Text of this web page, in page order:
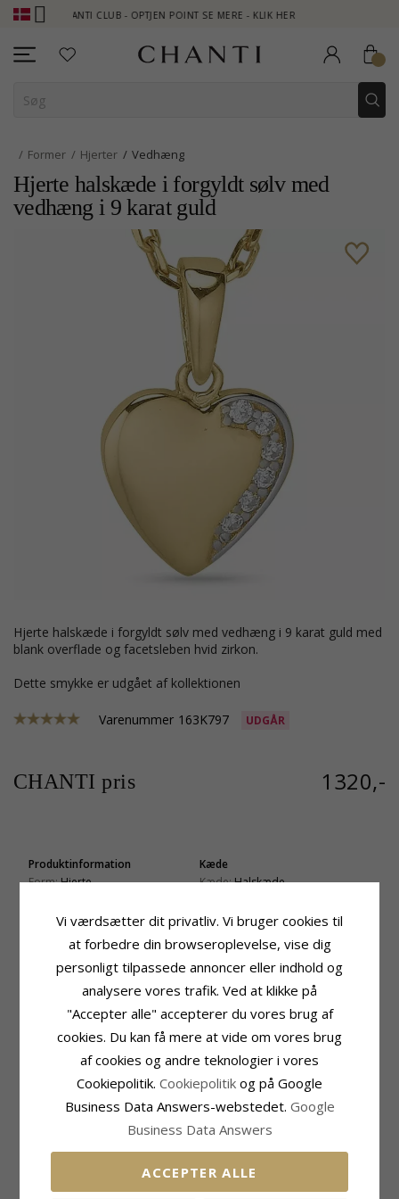
CHANTI CLUB - OPTJEN POINT SE MERE - KLIK HER
Former Hjerter Vedhæng
Hjerte halskæde i forgyldt sølv med
vedhæng i 9 karat guld
hjerte halskæde i forgyldt sølv med vedhæng i 9 karat guld med
blank overflade og facetsleben hvid zirkon.
Dette smykke er udgået af kollektionen
Varenummer 163K797 UDGÅR
CHANTI pris 1320,-
Produktinformation
Form:Hjerte
Kæde
Kæde:Halskæde
Længde:
Vedhæng
Vedhæng:
Vedhæng
Ædelmetal:9 Karat Guld
Overflade:Blank
Sten
Farve: Hvid
Sten:Zirkon
Fatning
Højde Ekskl. Øsken: 10,6 mm
15,8 mm
Leveringstid
Leveringstid:2-3 Hverdage
Vi værdsætter dit privatliv. Vi bruger cookies til
at forbedre din browseroplevelse, vise dig
personligt tilpassede annoncer eller indhold og
analysere vores trafik. Ved at klikke på
"Accepter alle" accepterer du vores brug af
cookies. Du kan få mere at vide om vores brug
af cookies og andre teknologier i vores
Cookiepolitik. Cookiepolitik og på Google
Business Data Answers-webstedet. Google
Business Data Answers
ACCEPTER ALLE